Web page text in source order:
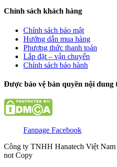
Chính sách khách hàng
Chính sách bảo mật
Hướng dẫn mua hàng
Phương thức thanh toán
Lắp đặt – vận chuyển
Chính sách bảo hành
Được bảo vệ bản quyền nội
Fanpage Facebook
Công ty TNHH Hanatech Việt
not Copy